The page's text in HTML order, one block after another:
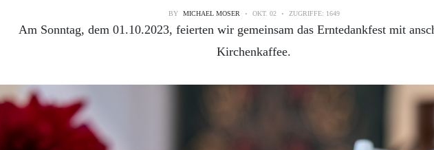
BY MICHAEL MOSER OKT. 02 ZUGRIFFE: 1649
Am Sonntag, dem 01.10.2023, feierten wir gemeinsam das Erntedankfest mit
Kirchenkaffee.